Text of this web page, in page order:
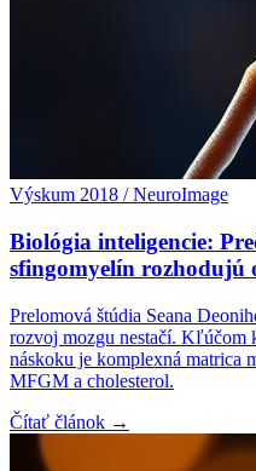
Výskum 2018 / NeuroImage
Biológia inteligencie:
sfingomyelín rozhodujú
Prelomová štúdia Seana
rozvoj mozgu nestačí. Kľúčom
náskoku je komplexná
MFGM a cholesterol.
Čítať článok →